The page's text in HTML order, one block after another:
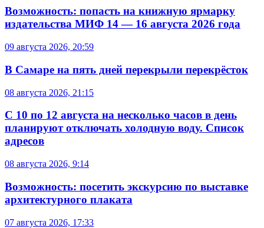
Возможность: попасть на книжную ярмарку
издательства МИФ 14 — 16 августа 2026 года
09 августа 2026, 20:59
В Самаре на пять дней перекрыли перекрёсток
08 августа 2026, 21:15
С 10 по 12 августа на несколько часов в день
планируют отключать холодную воду. Список
адресов
08 августа 2026, 9:14
Возможность: посетить экскурсию по выставке
архитектурного плаката
07 августа 2026, 17:33